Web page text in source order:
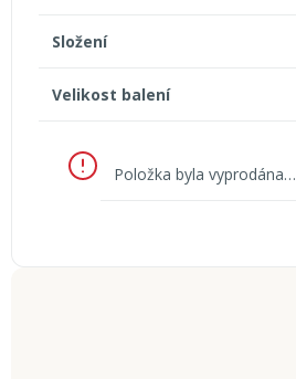
Složení
Velikost balení
Položka byla vyprodána…